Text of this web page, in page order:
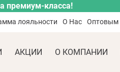
премиум-класса!
лояльности О Нас Оптовым
АКЦИИ О КОМПАНИИ